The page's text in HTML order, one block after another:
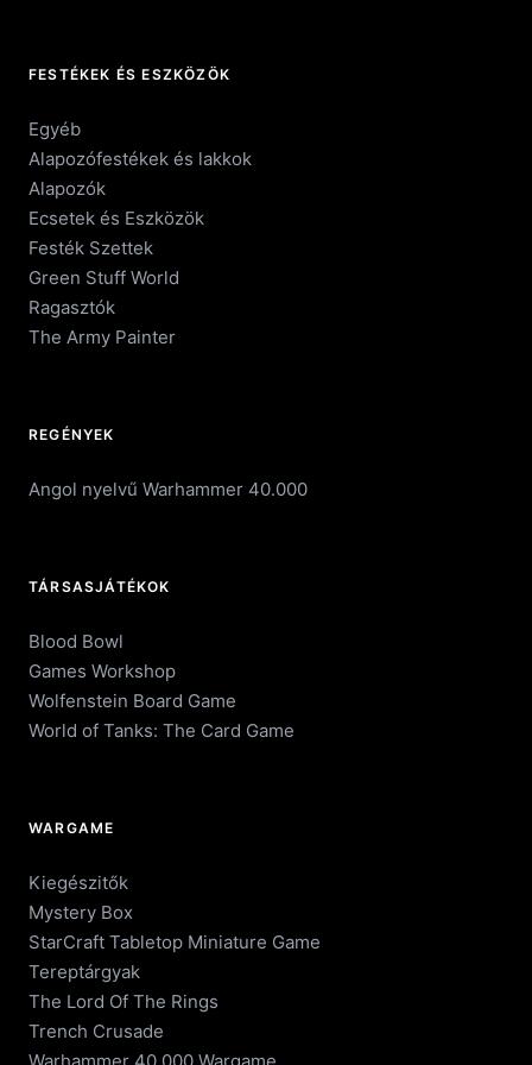
FESTÉKEK ÉS ESZKÖZÖK
Egyéb
Alapozófestékek és lakkok
Alapozók
Ecsetek és Eszközök
Festék Szettek
Green Stuff World
Ragasztók
The Army Painter
REGÉNYEK
Angol nyelvű Warhammer 40.000
TÁRSASJÁTÉKOK
Blood Bowl
Games Workshop
Wolfenstein Board Game
World of Tanks: The Card Game
WARGAME
Kiegészitők
Mystery Box
StarCraft Tabletop Miniature Game
Tereptárgyak
The Lord Of The Rings
Trench Crusade
Warhammer 40.000 Wargame